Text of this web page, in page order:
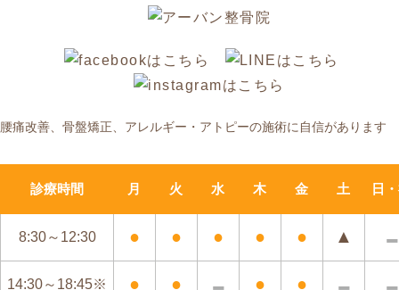
腰痛改善、骨盤矯正、アレルギー・アトピーの施術に自信があります
診療時間 月 火 水 木 金 土 日
8:30～12:30 ● ● ● ● ● ▲ -
14:30～18:45※ ● ● ● ●